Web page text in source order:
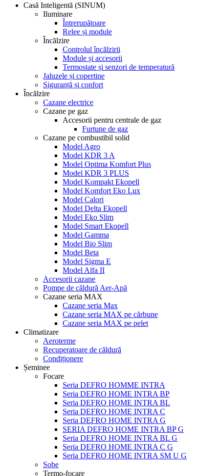
Casă Inteligentă (SINUM)
Iluminare
Întrerupătoare
Relee și module
Încălzire
Controlul încălzirii
Module și accesorii
Termostate și senzori de temperatură
Jaluzele și copertine
Siguranță și confort
Încălzire
Cazane electrice
Cazane pe gaz
Accesorii pentru centrale de gaz
Furtune de gaz
Cazane pe combustibil solid
Model Agro
Model KDR 3 A
Model Optima Komfort Plus
Model KDR 3 PLUS
Model Kompakt Ekopell
Model Komfort Eko Lux
Model Calori
Model Delta Ekopell
Model Eko Slim
Model Smart Ekopell
Model Gamma
Model Bio Slim
Model Beta
Model Sigma E
Model Alfa II
Accesorii cazane
Pompe de căldură Aer-Apă
Cazane seria MAX
Cazane seria Max
Cazane seria MAX pe cărbune
Cazane seria MAX pe pelet
Climatizare
Aeroterme
Recuperatoare de căldură
Condiționere
Șeminee
Focare
Seria DEFRO HOMME INTRA
Seria DEFRO HOME INTRA BP
Seria DEFRO HOME INTRA BL
Seria DEFRO HOME INTRA C
Seria DEFRO HOME INTRA G
SERIA DEFRO HOME INTRA BP G
Seria DEFRO HOME INTRA BL G
Seria DEFRO HOME INTRA C G
Seria DEFRO HOME INTRA SM U G
Sobe
Termo-focare